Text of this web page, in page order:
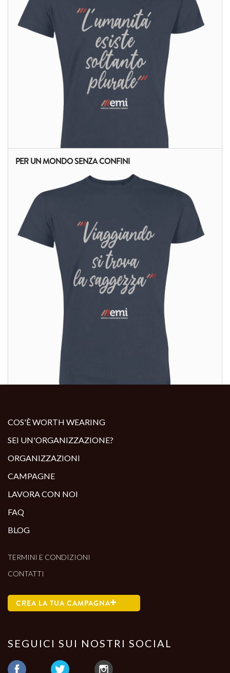
ALTRI PRODOTTI:
PER UN MONDO SENZA CONFINI
COS'È WORTH WEARING
SEI UN'ORGANIZZAZIONE?
ORGANIZZAZIONI
CAMPAGNE
LAVORA CON NOI
FAQ
BLOG
TERMINI E CONDIZIONI
CONTATTI
CREA LA TUA CAMPAGNA
SEGUICI SUI NOSTRI SOCIAL